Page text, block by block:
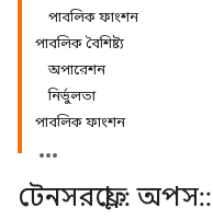
পাবলিক ফাংশন
পাবলিক বৈশিষ্ট্য
অপারেশন
নির্ভুলতা
পাবলিক ফাংশন
টেনসরফ্লো:: অপস::